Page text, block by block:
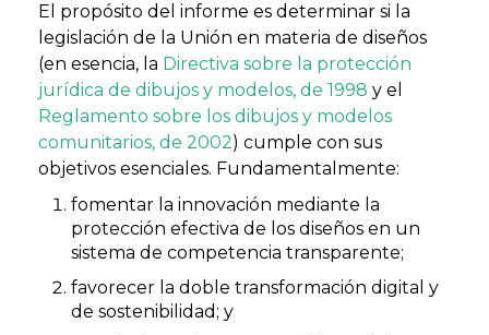
El propósito del informe es determinar si la
legislación de la Unión en materia de diseños
(en esencia, la Directiva sobre la protección
jurídica de dibujos y modelos, de 1998 y el
Reglamento sobre los dibujos y modelos
comunitarios, de 2002) cumple con sus
objetivos esenciales. Fundamentalmente:
fomentar la innovación mediante la
protección efectiva de los diseños en un
sistema de competencia transparente;
favorecer la doble transformación digital y
de sostenibilidad; y